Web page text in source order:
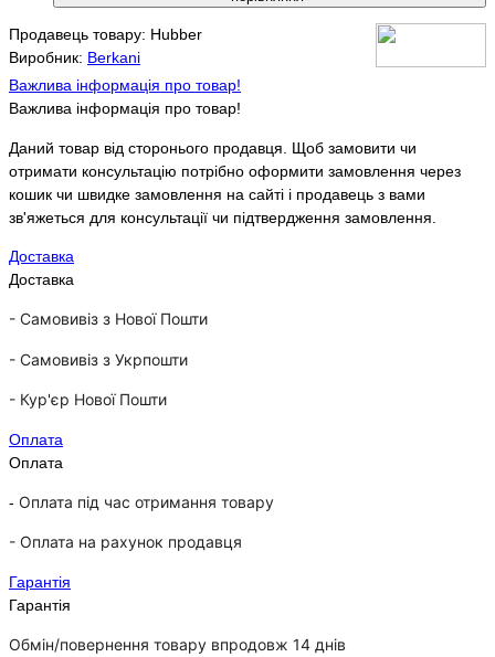
Продавець товару: Hubber
Виробник: Berkani
Важлива інформація про товар!
Важлива інформація про товар!
Даний товар від сторонього продавця. Щоб замовити чи
отримати консультацію потрібно оформити замовлення через
кошик чи швидке замовлення на сайті і продавець з вами
зв'яжеться для консультації чи підтвердження замовлення.
Доставка
Доставка
- Самовивіз з Нової Пошти
- Самовивіз з Укрпошти
- Кур'єр Нової Пошти
Оплата
Оплата
- Оплата під час отримання товару
- Оплата на рахунок продавця
Гарантія
Гарантія
Обмін/повернення товару впродовж 14 днів